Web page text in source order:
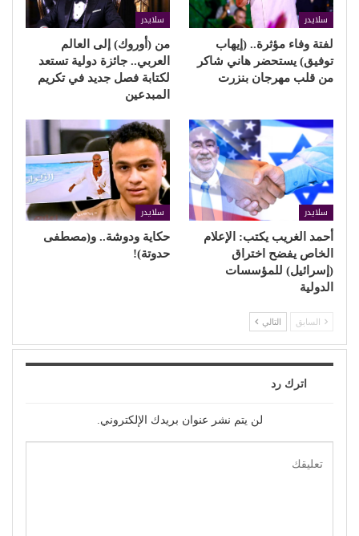
سلايدر
لفتة وفاء مؤثرة.. (إيهاب
توفيق) يستحضر هاني شاكر
من قلب مهرجان بنزرت
سلايدر
من (أوروك) إلى العالم
العربي.. جائزة دولية تستعد
لكتابة فصل جديد في تكريم
المبدعين
سلايدر
أحمد الغريب يكتب: الإعلام
الخاص يفضح اختراق
(إسرائيل) للمؤسسات
الدولية
سلايدر
حكاية ودوشة.. و(مصطفى
حدوتة)!
السابق التالي
اترك رد
لن يتم نشر عنوان بريدك الإلكتروني.